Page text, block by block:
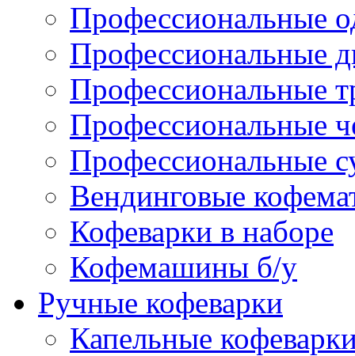
Профессиональные
Профессиональные
Профессиональные
Профессиональные
Профессиональные
Вендинговые
Кофеварки в наборе
Кофемашины б/у
Ручные кофеварки
Капельные